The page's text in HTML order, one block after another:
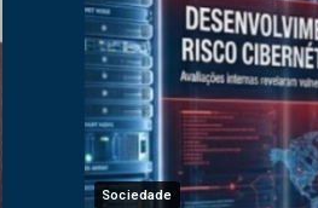
Sociedade